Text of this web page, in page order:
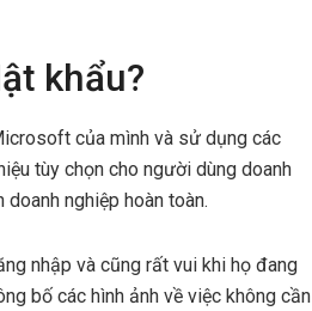
khẩu?
của mình và sử dụng các
tùy chọn cho người dùng doanh
nghiệp hoàn toàn.
nhập và cũng rất vui khi họ đang
bố các hình ảnh về việc không cần